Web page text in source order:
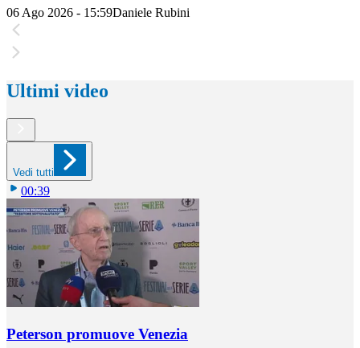
06 Ago 2026 - 15:59Daniele Rubini
Ultimi video
Vedi tutti
00:39
Peterson promuove Venezia